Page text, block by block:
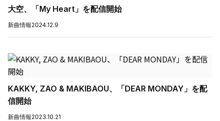
大空、「My Heart」を配信開始
新曲情報2024.12.9
KAKKY, ZAO & MAKIBAOU、「DEAR MONDAY」を配
信開始
新曲情報2023.10.21